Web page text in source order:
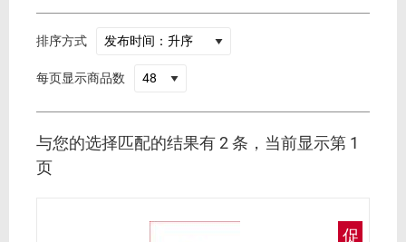
排序方式
每页显示商品数
与您的选择匹配的结果有 2 条，当前显示第 1
页
促